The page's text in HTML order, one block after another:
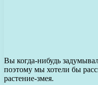
Вы когда-нибудь
поэтому мы хотели бы
растение-змея.